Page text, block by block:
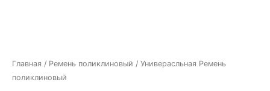
Главная / Ремень поликлиновый / Универасльная Ремень
поликлиновый